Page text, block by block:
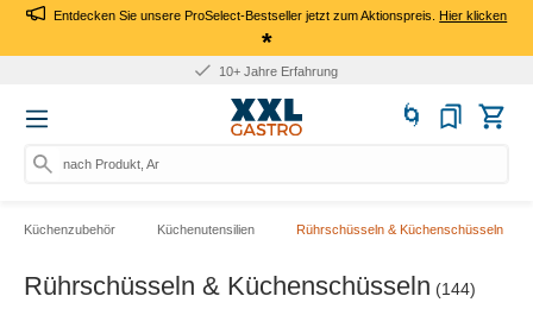
Entdecken Sie unsere ProSelect-Bestseller jetzt zum Aktionspreis.Hier klicken
*
10+ Jahre Erfahrung
nach Produkt, Art.-Nr., M
Küchenzubehör Küchenutensilien Rührschüsseln & Küchenschüsseln
Rührschüsseln & Küchenschüsseln (144)